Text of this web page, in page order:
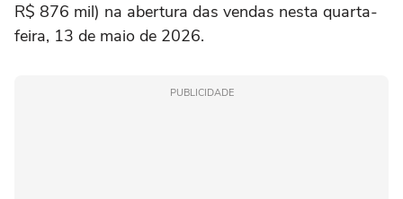
R$ 876 mil) na abertura das vendas nesta quarta-
feira, 13 de maio de 2026.
PUBLICIDADE